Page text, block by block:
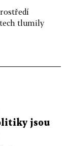
tlumily
jsou